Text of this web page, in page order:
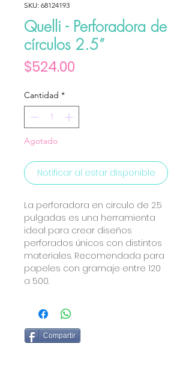
SKU: 68124193
Quelli - Perforadora de
círculos 2.5”
$524.00
Cantidad *
Agotado
Notificar al estar disponible
La perforadora en circulo de 2.5
pulgadas es una herramienta
ideal para crear diseños
perforados únicos con distintos
materiales. Recomendada para
papeles con gramaje entre 120
a 500.
Compartir